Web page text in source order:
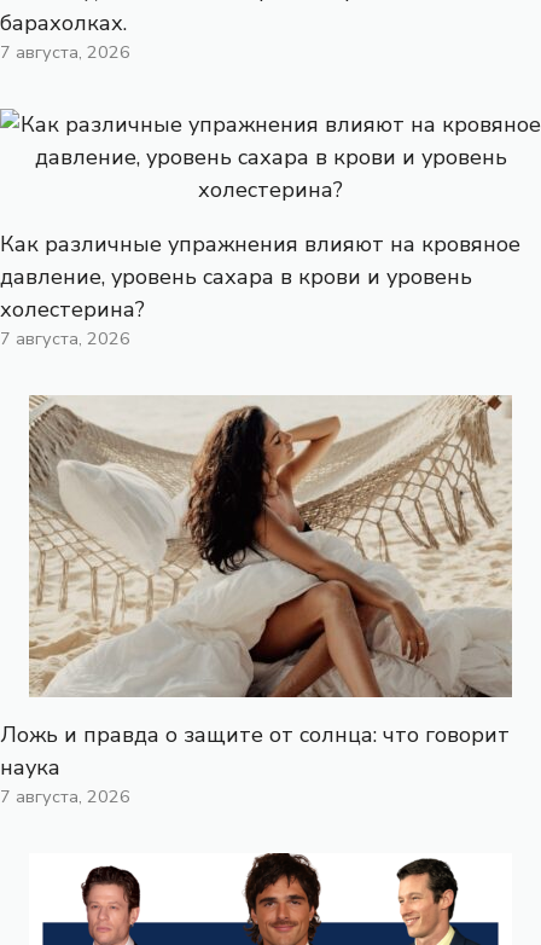
барахолках.
7 августа, 2026
Как различные упражнения влияют на кровяное
давление, уровень сахара в крови и уровень
холестерина?
7 августа, 2026
Ложь и правда о защите от солнца: что говорит
наука
7 августа, 2026